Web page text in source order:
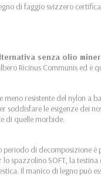
di faggio svizzero
senza olio
Ricinus Communis ed è
resistente del nylon a
soddisfare le esigenze dei
di quelle morbide.
periodo di decomposizione è
spazzolino SOFT, la testina
Il manico di legno può